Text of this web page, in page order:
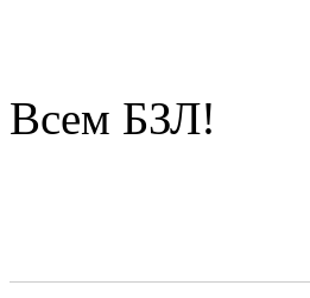
Всем БЗЛ!